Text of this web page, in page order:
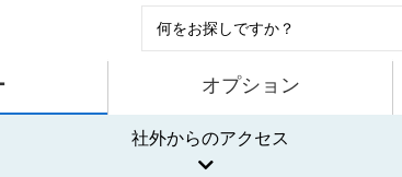
オプション
社外からのアクセス